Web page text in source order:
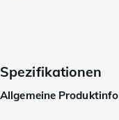
Spezifikationen
Allgemeine Produktinfo